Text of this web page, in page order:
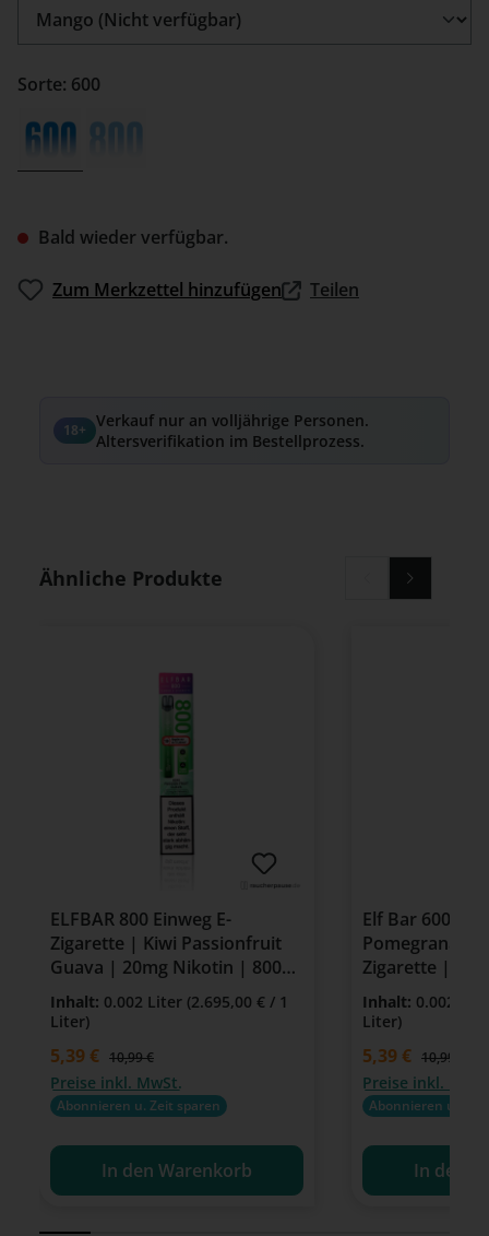
Bald wieder verfügbar.
Sorte: 600
600
(Diese Option ist zurzeit nicht verfügbar.)
Zum Merkzettel hinzufügen Teilen
18+ Verkauf nur an volljährige Personen.
Altersverifikation im Bestellprozess.
Produktgalerie überspringen
Ähnliche Produkte
ELFBAR 800 Einweg E-
Zigarette | Kiwi Passionfruit
Guava | 20mg Nikotin | 800
Züge
Inhalt: 0.002 Liter (2.695,00 € / 1
Liter)
Verkaufspreis:
5,39 € Regulärer Preis:
10,99 €
Preise inkl. MwSt.
Abonnieren u. Zeit sparen
In den Warenkorb
Elf Bar 600
Pomegranate
Zigarette |
Inhalt: 0.002
Liter)
Verkaufspreis:
5,39 € Regulärer
10,99 €
Preise inkl.
Abonnieren u.
In den